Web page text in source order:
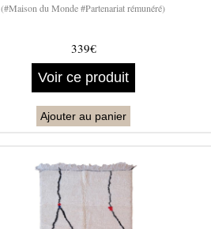
(#Maison du Monde #Partenariat rémunéré)
339€
Voir ce produit
Ajouter au panier